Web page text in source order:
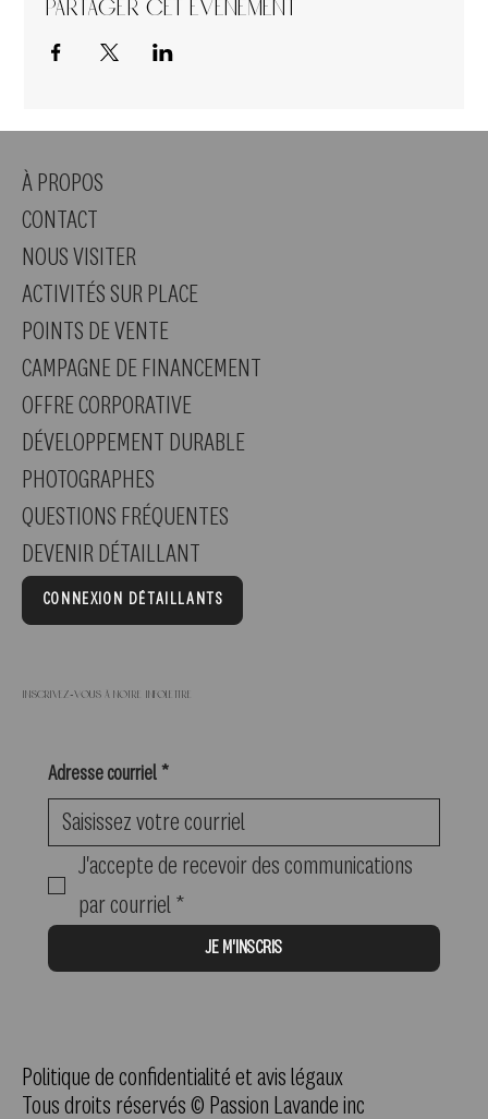
Partager cet événement
À PROPOS
CONTACT
NOUS VISITER
ACTIVITÉS SUR PLACE
POINTS DE VENTE
CAMPAGNE DE FINANCEMENT
OFFRE CORPORATIVE
DÉVELOPPEMENT DURABLE
PHOTOGRAPHES
QUESTIONS FRÉQUENTES
DEVENIR DÉTAILLANT
CONNEXION DÉTAILLANTS
Inscrivez-vous à notre infolettre
Adresse courriel *
J'accepte de recevoir des communications
par courriel *
JE M'INSCRIS
Politique de confidentialité et avis légaux
Tous droits réservés © Passion Lavande inc